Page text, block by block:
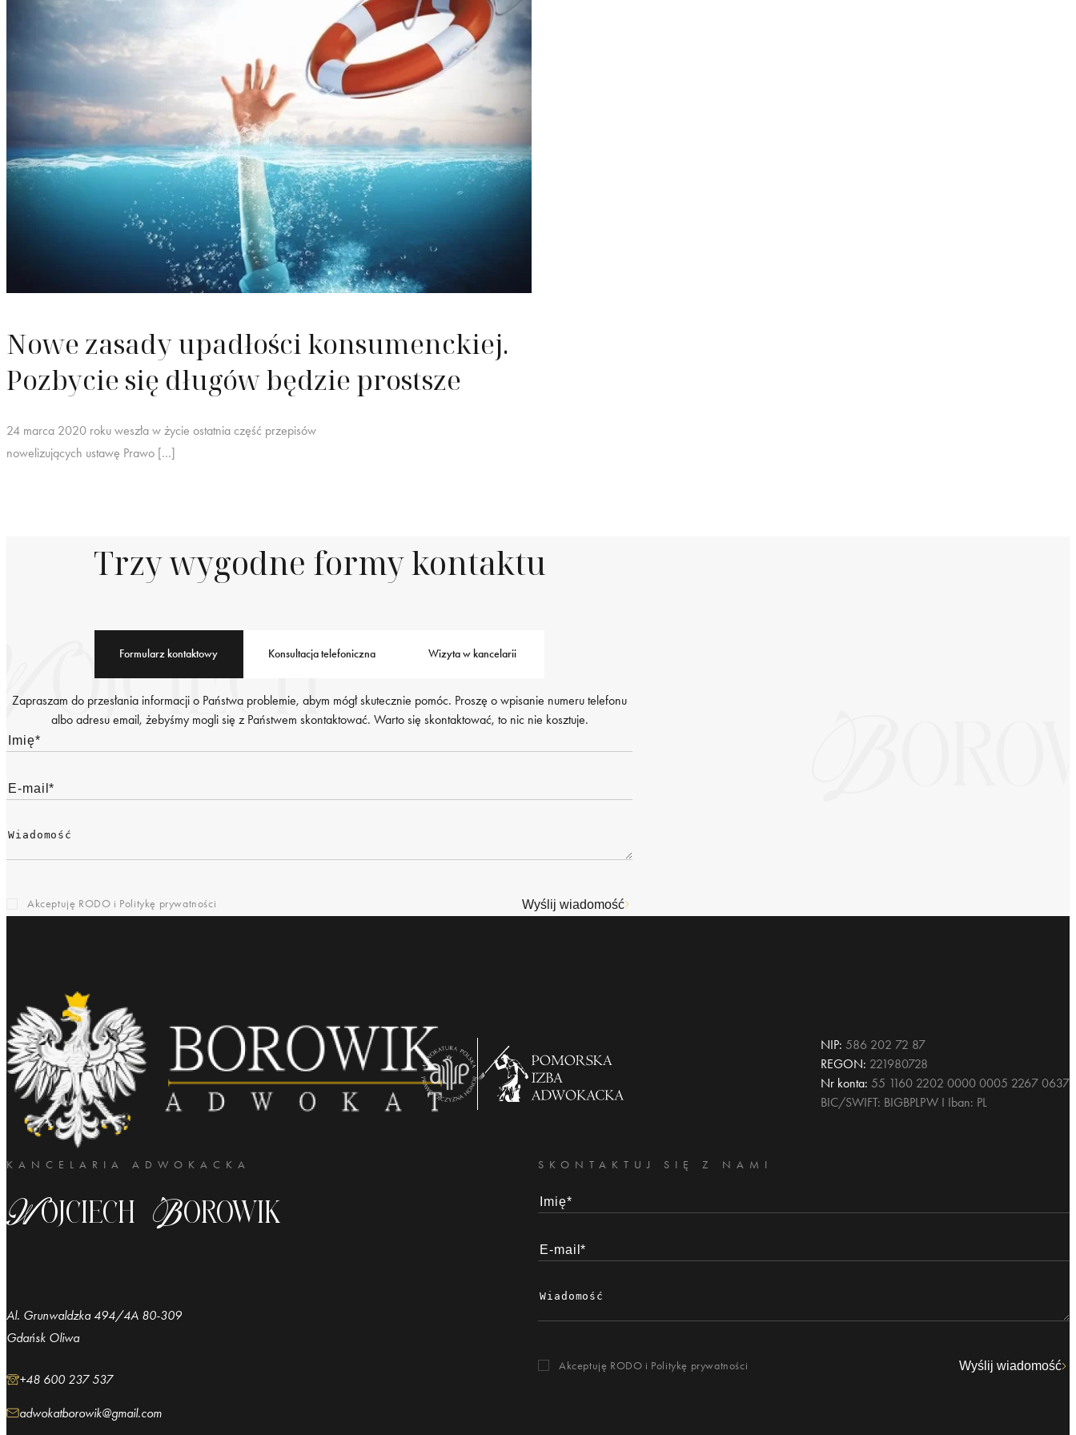
Upadłość konsumencka
Służebność
Nowe zasady upadłości konsumenckiej.
Pozbycie się długów będzie prostsze
24 marca 2020 roku weszła w życie ostatnia część przepisów
nowelizujących ustawę Prawo […]
Trzy wygodne formy kontaktu
Formularz kontaktowy Konsultacja telefoniczna Wizyta w kancelarii
Zapraszam do przesłania informacji o Państwa problemie, abym mógł skutecznie pomóc. Proszę o wpisanie numeru telefonu
albo adresu email, żebyśmy mogli się z Państwem skontaktować. Warto się skontaktować, to nic nie kosztuje.
Akceptuję RODO i Politykę prywatności Wyślij wiadomość
NIP: 586 202 72 87
REGON: 221980728
Nr konta: 55 1160 2202 0000 0005 2267 0637
BIC/SWIFT: BIGBPLPW I Iban: PL
KANCELARIA ADWOKACKA
Wojciech Borowik
Al. Grunwaldzka 494/4A 80-309
Gdańsk Oliwa
+48 600 237 537
adwokatborowik@gmail.com
SKONTAKTUJ SIĘ Z NAMI
Akceptuję RODO i Politykę prywatności Wyślij wiadomość